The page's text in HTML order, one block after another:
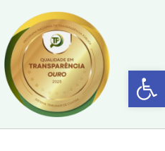
Abrir